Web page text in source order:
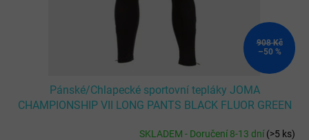
908 Kč
–50 %
Pánské/Chlapecké sportovní tepláky JOMA
CHAMPIONSHIP VII LONG PANTS BLACK FLUOR GREEN
SKLADEM - Doručení 8-13 dní(>5 ks)